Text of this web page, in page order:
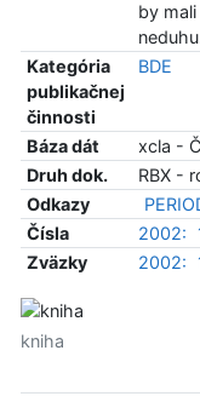
by
Kategória
publikačnej
činnosti
BDE
Báza dát
xcla -
Druh dok.
RBX -
Odkazy
Čísla
2002:
Zväzky
2002:
kniha